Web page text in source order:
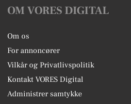
OM VORES DIGITAL
Om os
For annoncører
Vilkår og Privatlivspolitik
Kontakt VORES Digital
Administrer samtykke